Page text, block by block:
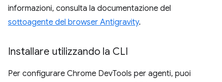
informazioni, consulta la documentazione del
sottoagente del browser Antigravity.
Installare utilizzando la CLI
Per configurare Chrome DevTools per agenti, puoi